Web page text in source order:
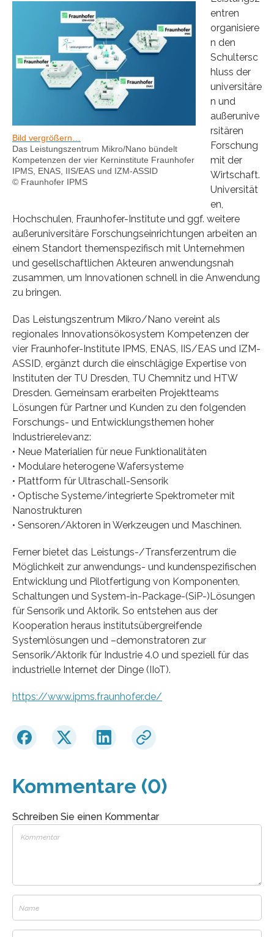
Bild vergrößern…
Das Leistungszentrum Mikro/Nano bündelt
Kompetenzen der vier Kerninstitute Fraunhofer
IPMS, ENAS, IIS/EAS und IZM-ASSID
© Fraunhofer IPMS
entren
organisiere
n den
Schultersc
hluss der
universitäre
n und
außerunive
rsitären
Forschung
mit der
Wirtschaft.
Universität
en,
Hochschulen, Fraunhofer-Institute und ggf. weitere
außeruniversitäre Forschungseinrichtungen arbeiten an
einem Standort themenspezifisch mit Unternehmen
und gesellschaftlichen Akteuren anwendungsnah
zusammen, um Innovationen schnell in die Anwendung
zu bringen.
Das Leistungszentrum Mikro/Nano vereint als
regionales Innovationsökosystem Kompetenzen der
vier Fraunhofer-Institute IPMS, ENAS, IIS/EAS und IZM-
ASSID, ergänzt durch die einschlägige Expertise von
Instituten der TU Dresden, TU Chemnitz und HTW
Dresden. Gemeinsam erarbeiten Projektteams
Lösungen für Partner und Kunden zu den folgenden
Forschungs- und Entwicklungsthemen hoher
Industrierelevanz:
• Neue Materialien für neue Funktionalitäten
• Modulare heterogene Wafersysteme
• Plattform für Ultraschall-Sensorik
• Optische Systeme/integrierte Spektrometer mit
Nanostrukturen
• Sensoren/Aktoren in Werkzeugen und Maschinen.
Ferner bietet das Leistungs-/Transferzentrum die
Möglichkeit zur anwendungs- und kundenspezifischen
Entwicklung und Pilotfertigung von Komponenten,
Schaltungen und System-in-Package-(SiP-)Lösungen
für Sensorik und Aktorik. So entstehen aus der
Kooperation heraus institutsübergreifende
Systemlösungen und –demonstratoren zur
Sensorik/Aktorik für Industrie 4.0 und speziell für das
industrielle Internet der Dinge (IIoT).
https://www.ipms.fraunhofer.de/
Kommentare (0)
Schreiben Sie einen Kommentar